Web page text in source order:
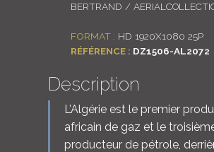
BERTRAND /
FORMAT : HD 1920X1080 25P
RÉFÉRENCE : DZ1506-AL2072
Description
L’Algérie est le premier
africain de gaz et le
producteur de pétrole,